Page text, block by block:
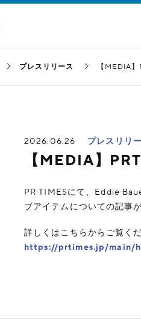
プレスリリース 【MEDIA
2026.06.26 プレスリリ
【MEDIA】
PR TIMESにて、Eddie
ブアイテムについての記事
詳しくはこちらからご覧くだ
https://prtimes.jp/